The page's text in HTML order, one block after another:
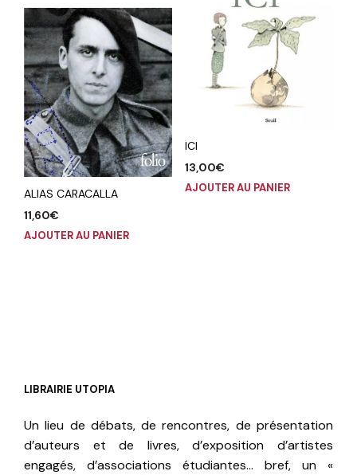
ALIAS CARACALLA
11,60€
AJOUTER AU PANIER
ICI
13,00€
AJOUTER AU PANIER
LIBRAIRIE UTOPIA
Un lieu de débats, de rencontres, de présentation
d’auteurs et de livres, d’exposition d’artistes
engagés, d’associations étudiantes… bref, un «